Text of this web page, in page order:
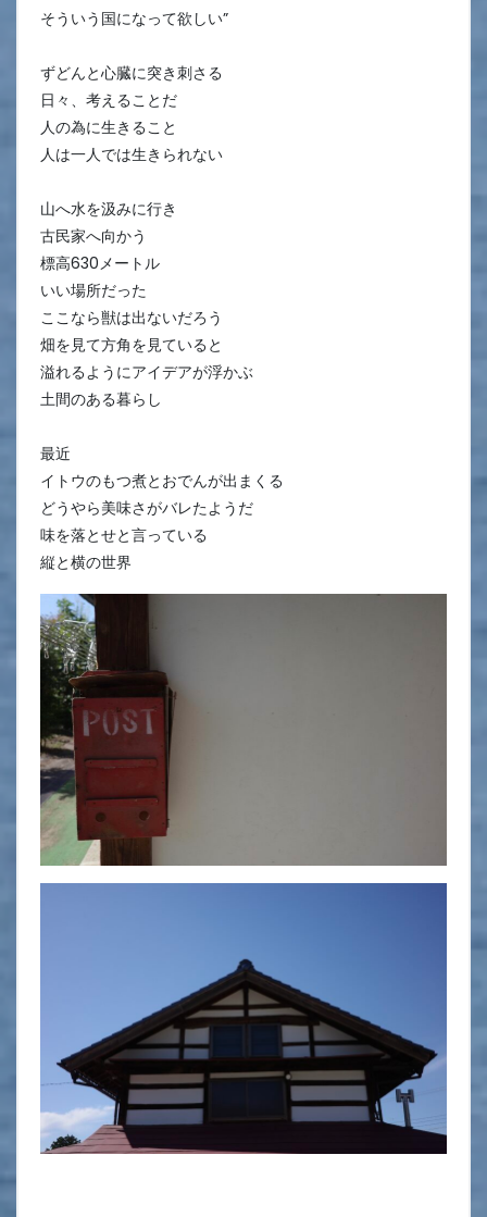
そういう国になって欲しい”
ずどんと心臓に突き刺さる
日々、考えることだ
人の為に生きること
人は一人では生きられない
山へ水を汲みに行き
古民家へ向かう
標高630メートル
いい場所だった
ここなら獣は出ないだろう
畑を見て方角を見ていると
溢れるようにアイデアが浮かぶ
土間のある暮らし
最近
イトウのもつ煮とおでんが出まくる
どうやら美味さがバレたようだ
味を落とせと言っている
縦と横の世界